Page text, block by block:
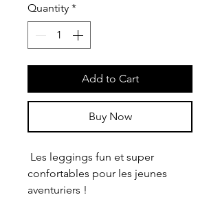
Quantity *
Add to Cart
Buy Now
confortables pour les jeunes
aventuriers !